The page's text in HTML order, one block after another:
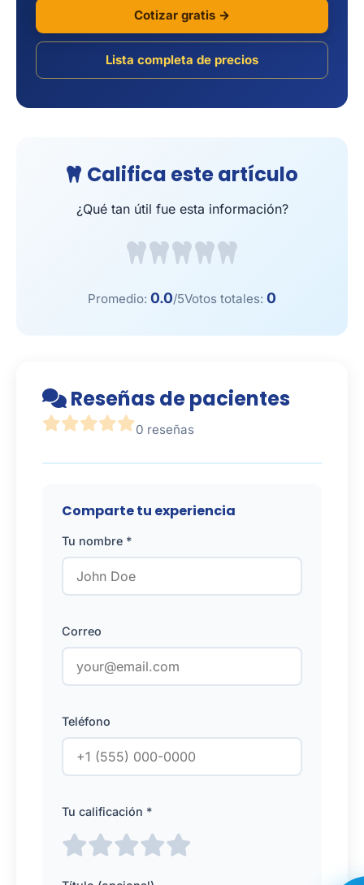
Cotizar gratis →
Lista completa de precios
Califica este artículo
¿Qué tan útil fue esta información?
Promedio: 0.0/5Votos totales: 0
Reseñas de pacientes
0 reseñas
Comparte tu experiencia
Tu nombre *
Correo
Teléfono
Tu calificación *